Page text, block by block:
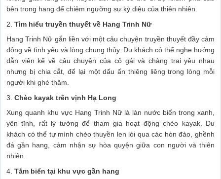
bên trong hang để chiêm ngưỡng sự kỳ diệu của thiên nhiên.
2. Tìm hiểu truyền thuyết về Hang Trinh Nữ
Hang Trinh Nữ gắn liền với một câu chuyện truyền thuyết đầy cảm
động về tình yêu và lòng chung thủy. Du khách có thể nghe hướng
dẫn viên kể về câu chuyện của cô gái và chàng trai yêu nhau
nhưng bị chia cắt, để lại một dấu ấn thiêng liêng trong lòng mỗi
người khi ghé thăm.
3. Chèo kayak trên vịnh Hạ Long
Xung quanh khu vực Hang Trinh Nữ là làn nước biển trong xanh,
yên tĩnh, rất lý tưởng để tham gia hoạt động chèo kayak. Du
khách có thể tự mình chèo thuyền len lỏi qua các hòn đảo, ghềnh
đá gần hang, cảm nhận sự hòa quyện giữa con người và thiên
nhiên.
4. Tắm biển tại khu vực gần hang